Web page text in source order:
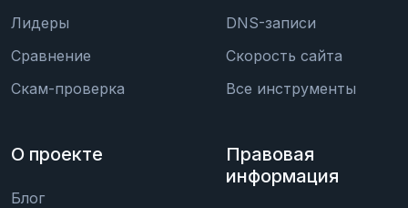
Лидеры
Сравнение
Скам-проверка
DNS-записи
Скорость сайта
Все инструменты
О проекте
Блог
Правовая
информация